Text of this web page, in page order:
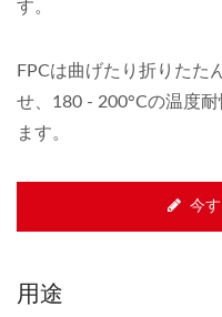
す。
FPCは曲げたり折りたた
せ、180 - 200°Cの温度
ます。
今
用途